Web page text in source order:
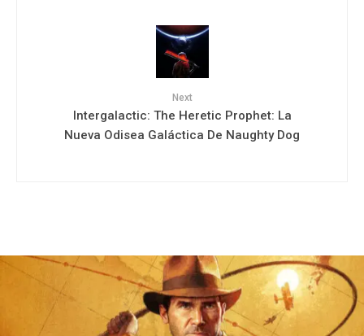
Next
Intergalactic: The Heretic Prophet: La
Nueva Odisea Galáctica De Naughty Dog